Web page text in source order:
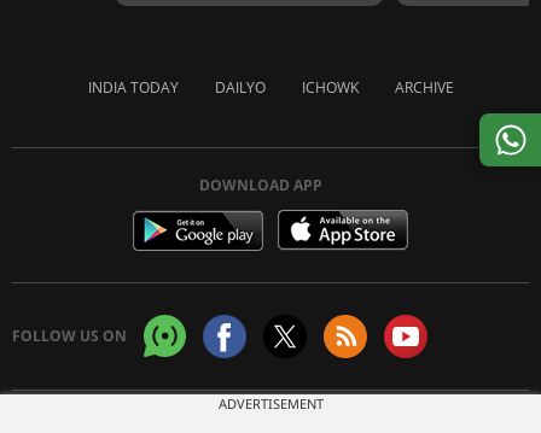
INDIA TODAY DAILYO ICHOWK ARCHIVE
DOWNLOAD APP
FOLLOW US ON
ADVERTISEMENT